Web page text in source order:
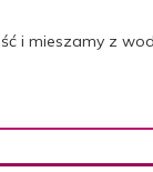
i mieszamy z